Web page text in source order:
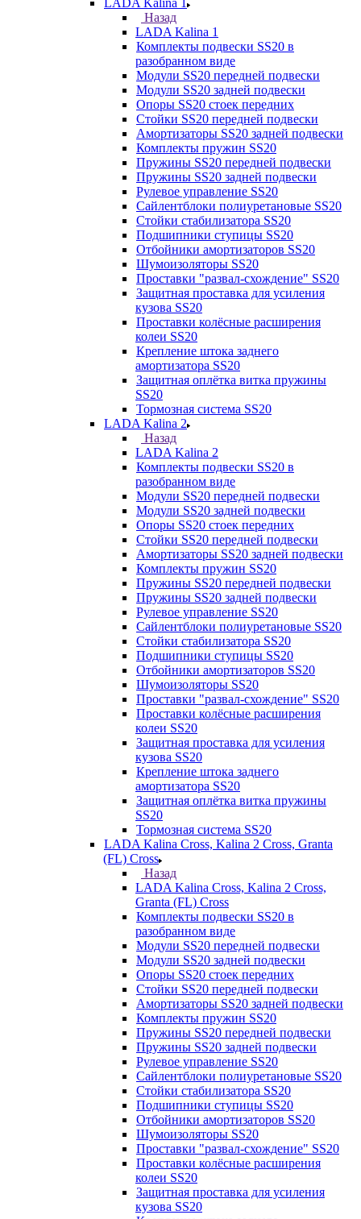
LADA Kalina 1
Назад
LADA Kalina 1
Комплекты подвески SS20 в
разобранном виде
Модули SS20 передней подвески
Модули SS20 задней подвески
Опоры SS20 стоек передних
Стойки SS20 передней подвески
Амортизаторы SS20 задней подвески
Комплекты пружин SS20
Пружины SS20 передней подвески
Пружины SS20 задней подвески
Рулевое управление SS20
Сайлентблоки полиуретановые SS20
Стойки стабилизатора SS20
Подшипники ступицы SS20
Отбойники амортизаторов SS20
Шумоизоляторы SS20
Проставки "развал-схождение" SS20
Защитная проставка для усиления
кузова SS20
Проставки колёсные расширения
колеи SS20
Крепление штока заднего
амортизатора SS20
Защитная оплётка витка пружины
SS20
Тормозная система SS20
LADA Kalina 2
Назад
LADA Kalina 2
Комплекты подвески SS20 в
разобранном виде
Модули SS20 передней подвески
Модули SS20 задней подвески
Опоры SS20 стоек передних
Стойки SS20 передней подвески
Амортизаторы SS20 задней подвески
Комплекты пружин SS20
Пружины SS20 передней подвески
Пружины SS20 задней подвески
Рулевое управление SS20
Сайлентблоки полиуретановые SS20
Стойки стабилизатора SS20
Подшипники ступицы SS20
Отбойники амортизаторов SS20
Шумоизоляторы SS20
Проставки "развал-схождение" SS20
Проставки колёсные расширения
колеи SS20
Защитная проставка для усиления
кузова SS20
Крепление штока заднего
амортизатора SS20
Защитная оплётка витка пружины
SS20
Тормозная система SS20
LADA Kalina Cross, Kalina 2 Cross, Granta
(FL) Cross
Назад
LADA Kalina Cross, Kalina 2 Cross,
Granta (FL) Cross
Комплекты подвески SS20 в
разобранном виде
Модули SS20 передней подвески
Модули SS20 задней подвески
Опоры SS20 стоек передних
Стойки SS20 передней подвески
Амортизаторы SS20 задней подвески
Комплекты пружин SS20
Пружины SS20 передней подвески
Пружины SS20 задней подвески
Рулевое управление SS20
Сайлентблоки полиуретановые SS20
Стойки стабилизатора SS20
Подшипники ступицы SS20
Отбойники амортизаторов SS20
Шумоизоляторы SS20
Проставки "развал-схождение" SS20
Проставки колёсные расширения
колеи SS20
Защитная проставка для усиления
кузова SS20